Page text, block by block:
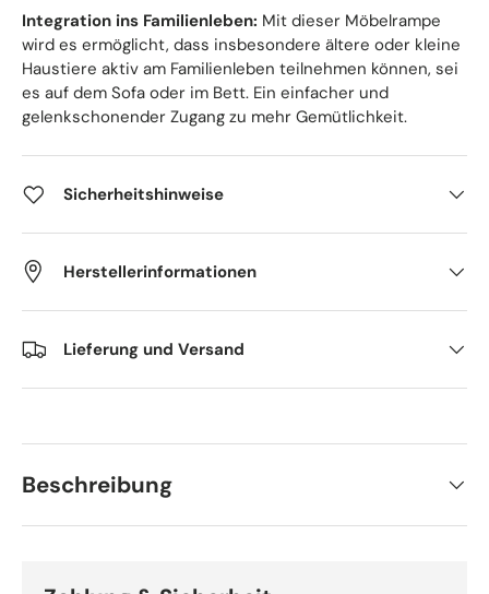
Integration ins Familienleben: Mit dieser Möbelrampe
wird es ermöglicht, dass insbesondere ältere oder kleine
Haustiere aktiv am Familienleben teilnehmen können, sei
es auf dem Sofa oder im Bett. Ein einfacher und
gelenkschonender Zugang zu mehr Gemütlichkeit.
Sicherheitshinweise
Herstellerinformationen
Lieferung und Versand
Beschreibung